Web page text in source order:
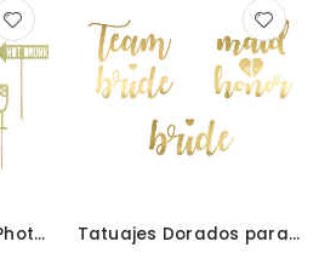
Set de Accesorios Photocall Fiesta Dorado Tatuajes Dorados para Despedida de soltera